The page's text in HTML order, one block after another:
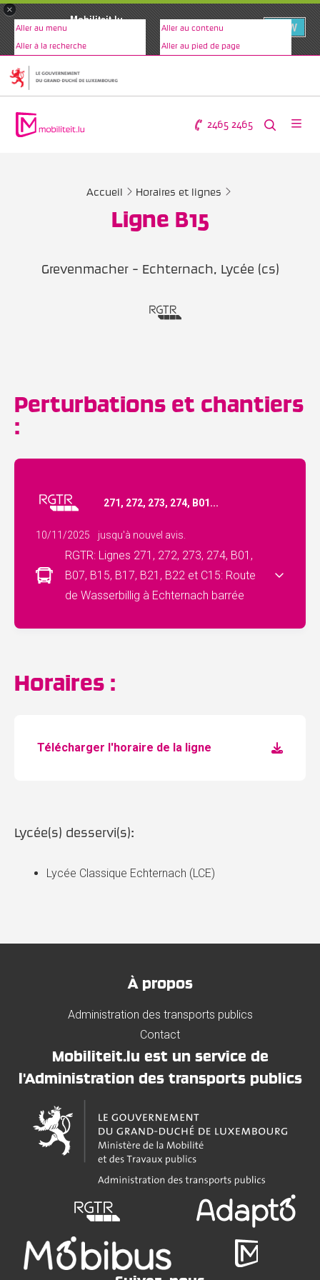
×
Mobiliteit.lu
VIEW
Aller au menu Aller au contenu
Aller à la recherche Aller au pied de page
2465 2465
Accueil Horaires et lignes
Ligne B15
Grevenmacher - Echternach, Lycée (cs)
Perturbations et chantiers
:
271, 272, 273, 274, B01...
10/11/2025 jusqu'à nouvel avis.
RGTR: Lignes 271, 272, 273, 274, B01,
B07, B15, B17, B21, B22 et C15: Route
de Wasserbillig à Echternach barrée
Horaires :
Télécharger l'horaire de la ligne
Lycée(s) desservi(s):
Lycée Classique Echternach (LCE)
À propos
Administration des transports publics
Contact
Mobiliteit.lu est un service de
l'Administration des transports publics